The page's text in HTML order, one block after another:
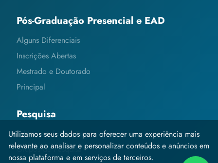
Pós-Graduação Presencial e EAD
Alguns Diferenciais
Inscrições Abertas
Mestrado e Doutorado
Principal
Pesquisa
Editais e Informações
Grupos de Pesquisa
Utilizamos seus dados para oferecer uma experiência mais
relevante ao analisar e personalizar conteúdos e anúncios em
nossa plataforma e em serviços de terceiros.